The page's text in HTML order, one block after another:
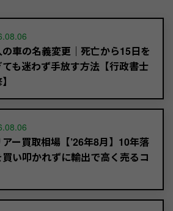
車の名義変更｜死亡から15日を
も迷わず手放す方法【行政書士
ー買取相場【’26年8月】10年落
買い叩かれずに輸出で高く売るコ